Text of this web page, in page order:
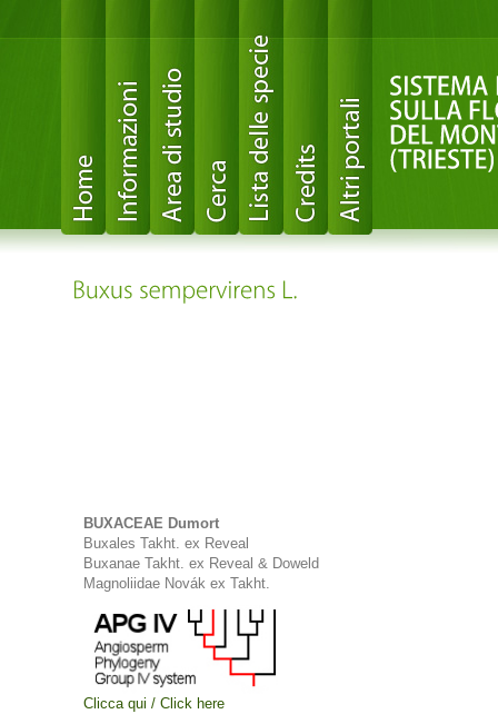
BUXACEAE Dumort
Buxales Takht. ex Reveal
Buxanae Takht. ex Reveal & Doweld
Magnoliidae Novák ex Takht.
Clicca qui / Click here